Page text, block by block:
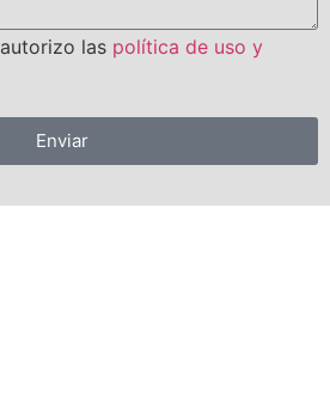
las política de uso y
Enviar